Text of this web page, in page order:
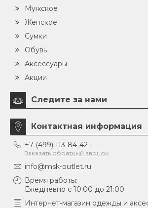
Мужское
Женское
Сумки
Обувь
Аксессуары
Акции
Следите за нами
Контактная информация
+7 (499) 113-84-42
Заказать обратный звонок
info@msk-outlet.ru
Время работы:
Ежедневно с 10:00 до 21:00
Интернет-магазин одежды и